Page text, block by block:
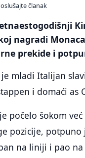
članak
nagradi
prekide i
je mladi Italijan
i domaći as
počelo šokom
pozicije, potpuno
na liniji i pao